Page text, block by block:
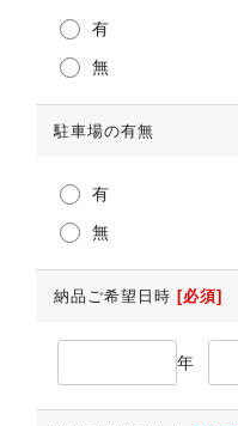
有
無
駐車場の有無
有
無
納品ご希望日時 [必須]
年